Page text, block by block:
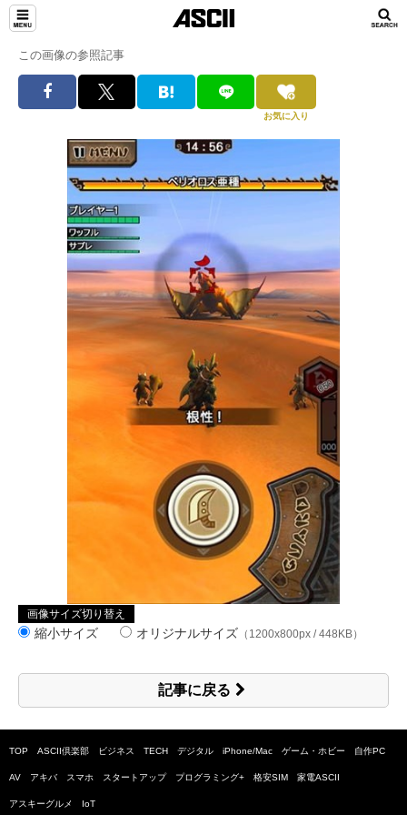
この画像の参照記事
お気に入り
画像サイズ切り替え
縮小サイズ オリジナルサイズ （1200x800px / 448KB）
記事に戻る
TOP ASCII倶楽部 ビジネス TECH デジタル iPhone/Mac ゲーム・ホビー 自作PC
AV アキバ スマホ スタートアップ プログラミング+ 格安SIM 家電ASCII
アスキーグルメ IoT